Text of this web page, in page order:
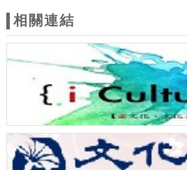
相關連結